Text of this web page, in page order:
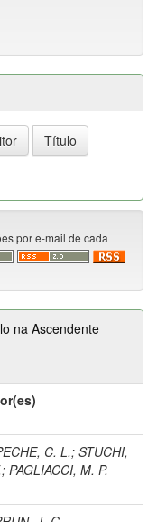
por e-mail de cada
na Ascendente
C. L.; STUCHI,
; PAGLIACCI, M. P.